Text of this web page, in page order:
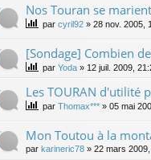
Nos Touran se marient
par cyril92 » 28 nov. 2005,
[Sondage] Combien
par Yoda » 12 juil. 2009,
Les TOURAN d'utilité
par Thomax*** » 05 mai
Mon Toutou à la
par karineric78 » 22 mars